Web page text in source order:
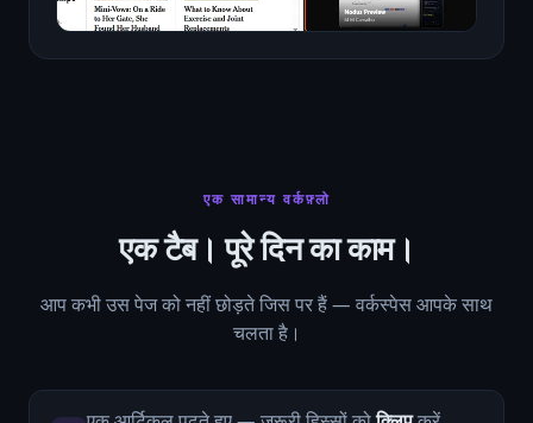
एक सामान्य वर्कफ़्लो
एक टैब। पूरे दिन का काम।
आप कभी उस पेज को नहीं छोड़ते जिस पर हैं — वर्कस्पेस आपके साथ
चलता है।